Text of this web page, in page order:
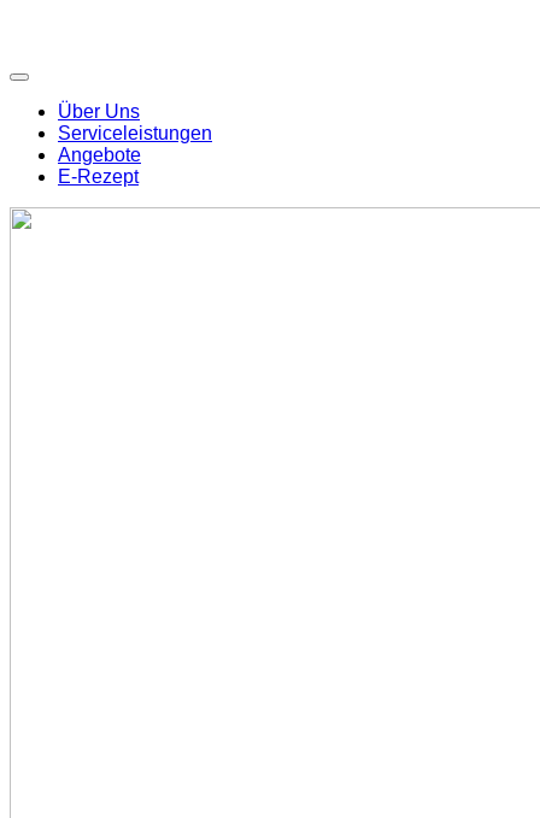
Über Uns
Serviceleistungen
Angebote
E-Rezept